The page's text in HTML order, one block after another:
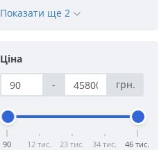
Показати ще 2
Ціна
-
грн.
90 12 тис. 23 тис. 34 тис. 46 тис.